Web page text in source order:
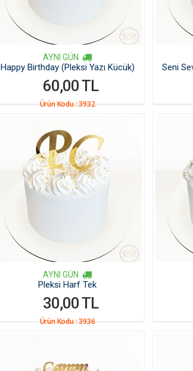
AYNI GÜN
Happy Birthday (Pleksi Yazı Kücük)
60,00 TL
Ürün Kodu :3932
Seni
AYNI GÜN
Pleksi Harf Tek
30,00 TL
Ürün Kodu :3936